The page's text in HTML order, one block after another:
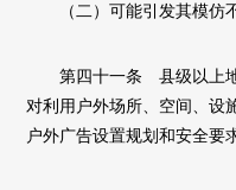
（二）可能引发其模仿不
第四十一条 县级以上地
对利用户外场所、空间、设
户外广告设置规划和安全要